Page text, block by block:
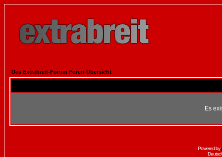
Das Extrabreit-Forum Foren-Übersicht
Es
Powered by